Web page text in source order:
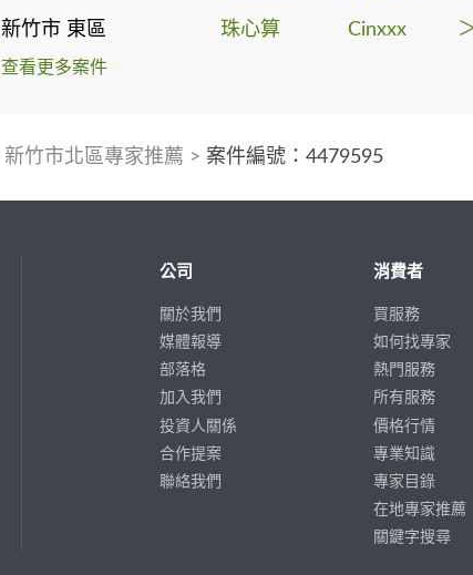
新竹市 東區 珠心算 Cinxxx
查看更多案件
新竹市北區專家推薦 > 案件編號：4479595
公司
關於我們
媒體報導
部落格
加入我們
投資人關係
合作提案
聯絡我們
消費者
買服務
如何找專家
熱門服務
所有服務
價格行情
專業知識
專家目錄
在地專家推薦
關鍵字搜尋